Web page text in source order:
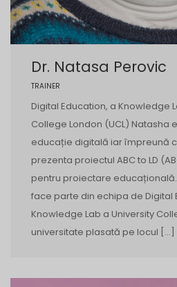
Dr. Natasa Perovic
TRAINER
Digital Education, a Knowledge
College London (UCL) Natasha
educație digitală iar împreună
prezenta proiectul ABC to LD
pentru proiectare educațională.
face parte din echipa de Digital
Knowledge Lab a University
universitate plasată pe locul […]